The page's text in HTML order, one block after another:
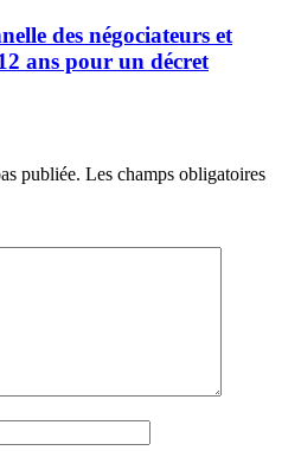
des négociateurs et
ans pour un décret
publiée. Les champs obligatoires